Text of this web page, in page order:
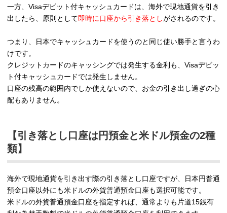
一方、Visaデビット付キャッシュカードは、海外で現地通貨を引き
出したら、原則として即時に口座から引き落としがされるのです。
つまり、日本でキャッシュカードを使うのと同じ使い勝手と言うわ
けです。
クレジットカードのキャッシングでは発生する金利も、Visaデビッ
ト付キャッシュカードでは発生しません。
口座の残高の範囲内でしか使えないので、お金の引き出し過ぎの心
配もありません。
【引き落とし口座は円預金と米ドル預金の2種
類】
海外で現地通貨を引き出す際の引き落とし口座ですが、日本円普通
預金口座以外にも米ドルの外貨普通預金口座も選択可能です。
米ドルの外貨普通預金口座を指定すれば、通常よりも片道15銭有